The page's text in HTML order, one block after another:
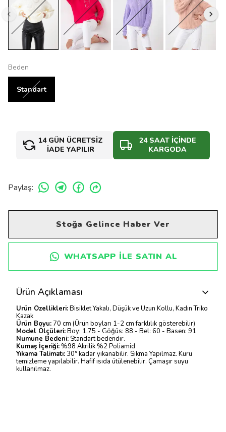
Beden
Standart
14 GÜN ÜCRETSİZ
İADE YAPILIR
24 SAAT İÇİNDE
KARGODA
Paylaş:
Stoğa Gelince Haber Ver
WHATSAPP ILE SATIN AL
Ürün Açıklaması
Ürün Özellikleri:Bisiklet Yakalı, Düşük ve Uzun Kollu, Kadın Triko
Kazak
Ürün Boyu:70 cm (Ürün boyları 1-2 cm farklılık gösterebilir)
Model Ölçüleri:Boy: 1.75 - Göğüs: 88 - Bel: 60 - Basen: 91
Numune Bedeni: Standart bedendir.
Kumaş İçeriği: %98 Akrilik %2 Poliamid
Yıkama Talimatı:30° kadar yıkanabilir. Sıkma Yapılmaz. Kuru
temizleme yapılabilir. Hafif ısıda ütülenebilir. Çamaşır suyu
kullanılmaz.